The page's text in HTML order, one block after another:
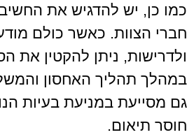
כמו כן, יש להדגיש את
חברי הצוות. כאשר כולם
ולדרישות, ניתן להקטין את
במהלך תהליך האחסון
גם מסייעת במניעת בעיות
חוסר תיאום.